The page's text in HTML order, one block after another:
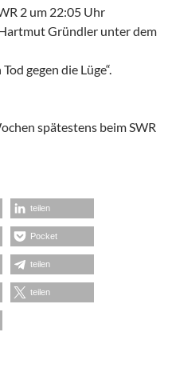
2 um 22:05 Uhr
Gründler unter dem
gegen die Lüge“.
spätestens beim SWR
teilen
Pocket
teilen
teilen